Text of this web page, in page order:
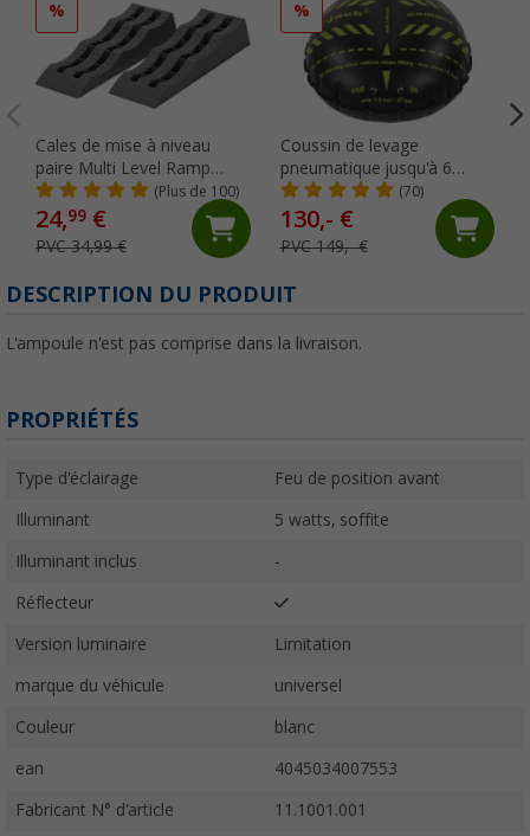
%
Cales de mise à niveau
paire Multi Level Ramp
Berger
(Plus de 100)
24,99 €
PVC 34,99 €
%
Coussin de levage
pneumatique jusqu'à 6
tonnes et jusqu'à 305 mm
de largeur de pneu Camper
Flat-Jack
(70)
130,- €
PVC 149,- €
DESCRIPTION DU PRODUIT
L'ampoule n'est pas comprise dans la livraison.
PROPRIÉTÉS
Type d'éclairage Feu de position avant
Illuminant 5 watts, soffite
Illuminant inclus -
Réflecteur
Version luminaire Limitation
marque du véhicule universel
Couleur blanc
ean 4045034007553
Fabricant N° d'article 11.1001.001